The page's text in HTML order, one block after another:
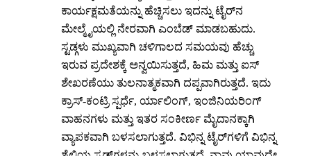
ಕಾರ್ಯಕ್ಷಮತೆಯನ್ನು ಹೆಚ್ಚಿಸಲು ಇದನ್ನು ಟೈರ್‌ನ
ಮೇಲ್ಮೈಯಲ್ಲಿ ನೇರವಾಗಿ ಎಂಬೆಡ್ ಮಾಡಬಹುದು.
ಸ್ಟಡ್ಗಳು ಮುಖ್ಯವಾಗಿ ಚಳಿಗಾಲದ ಸಮಯವು ಹೆಚ್ಚು
ಇರುವ ಪ್ರದೇಶಕ್ಕೆ ಅನ್ವಯಿಸುತ್ತದೆ, ಹಿಮ ಮತ್ತು ಐಸ್
ಶೇಖರಣೆಯು ತುಲನಾತ್ಮಕವಾಗಿ ದಪ್ಪವಾಗಿರುತ್ತದೆ. ಇದು
ಕ್ರಾಸ್-ಕಂಟ್ರಿ ಸ್ಪರ್ಧೆ, ರ್ಯಾಲಿಂಗ್, ಇಂಜಿನಿಯರಿಂಗ್
ವಾಹನಗಳು ಮತ್ತು ಇತರ ಸಂಕೀರ್ಣ ಮೈದಾನಕ್ಕಾಗಿ
ವ್ಯಾಪಕವಾಗಿ ಬಳಸಲಾಗುತ್ತದೆ. ವಿಭಿನ್ನ ಟೈರ್‌ಗಳಿಗೆ ವಿಭಿನ್ನ